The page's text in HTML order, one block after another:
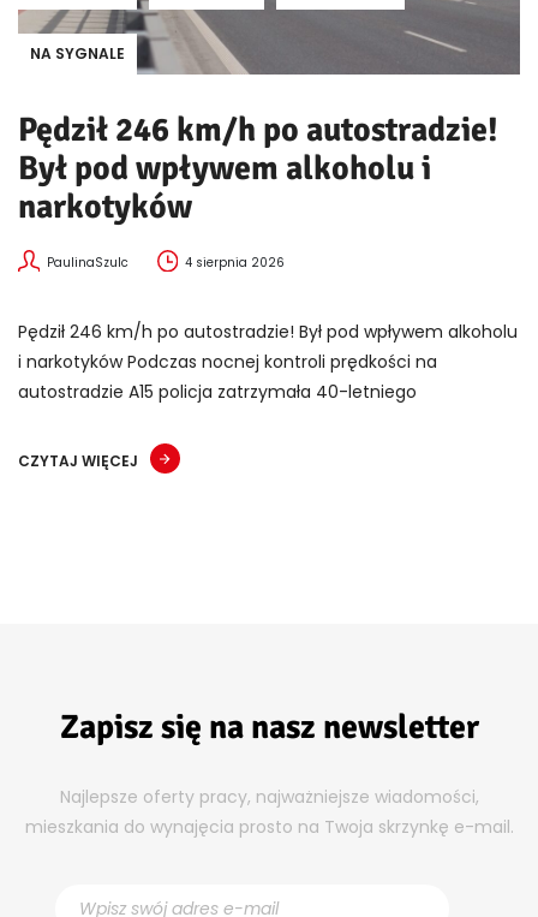
NA SYGNALE
Pędził 246 km/h po autostradzie!
Był pod wpływem alkoholu i
narkotyków
PaulinaSzulc 4 sierpnia 2026
Pędził 246 km/h po autostradzie! Był pod wpływem alkoholu
i narkotyków Podczas nocnej kontroli prędkości na
autostradzie A15 policja zatrzymała 40-letniego
CZYTAJ WIĘCEJ
Zapisz się na nasz newsletter
Najlepsze oferty pracy, najważniejsze wiadomości,
mieszkania do wynajęcia prosto na Twoja skrzynkę e-mail.